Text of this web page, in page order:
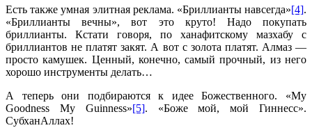
Есть также умная элитная реклама. «Бриллианты навсегда»[4].
«Бриллианты вечны», вот это круто! Надо покупать
бриллианты. Кстати говоря, по ханафитскому мазхабу с
бриллиантов не платят закят. А вот с золота платят. Алмаз —
просто камушек. Ценный, конечно, самый прочный, из него
хорошо инструменты делать…
А теперь они подбираются к идее Божественного. «My
Goodness My Guinness»[5]. «Боже мой, мой Гиннесс».
СубханАллах!